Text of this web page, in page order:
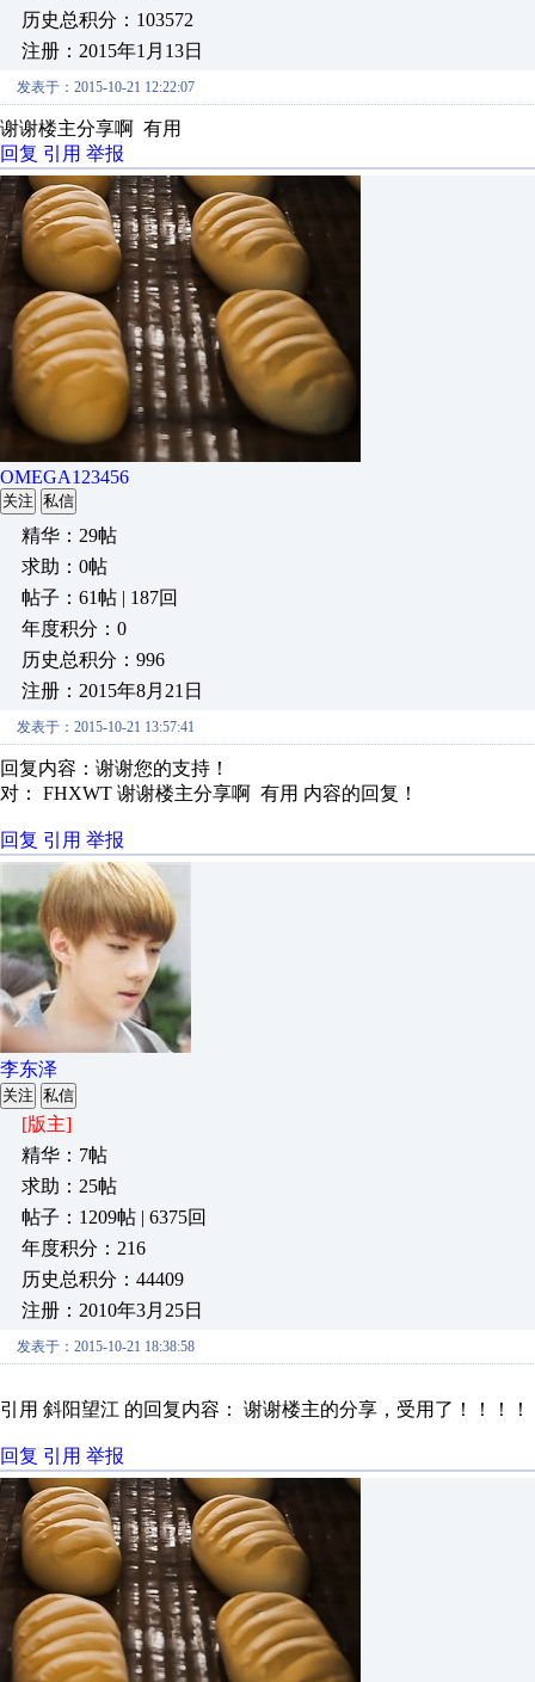
历史总积分：103572
注册：2015年1月13日
发表于：2015-10-21 12:22:07
谢谢楼主分享啊 有用
回复 引用 举报
OMEGA123456
关注 私信
精华：29帖
求助：0帖
帖子：61帖 | 187回
年度积分：0
历史总积分：996
注册：2015年8月21日
发表于：2015-10-21 13:57:41
回复内容：谢谢您的支持！
对： FHXWT 谢谢楼主分享啊 有用 内容的回复！
回复 引用 举报
李东泽
关注 私信
[版主]
精华：7帖
求助：25帖
帖子：1209帖 | 6375回
年度积分：216
历史总积分：44409
注册：2010年3月25日
发表于：2015-10-21 18:38:58
引用 斜阳望江 的回复内容： 谢谢楼主的分享，受用了！！！！
回复 引用 举报